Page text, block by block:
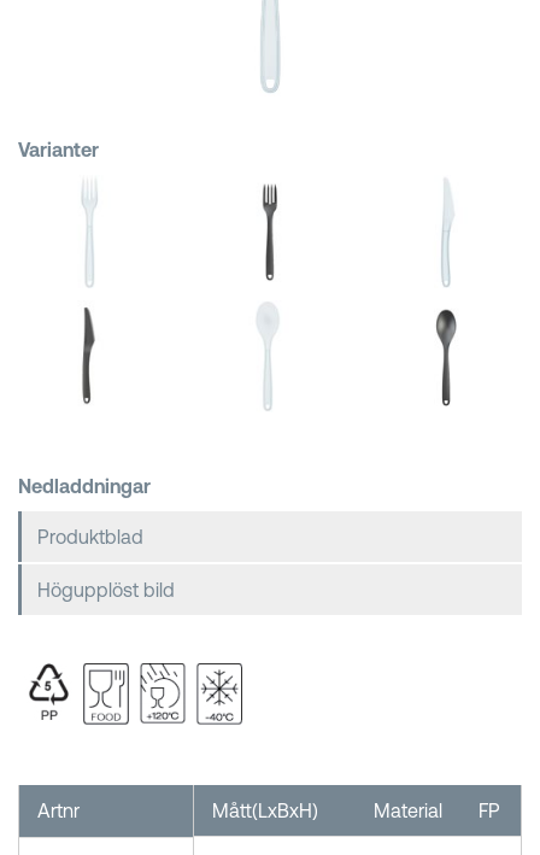
Varianter
Nedladdningar
Produktblad
Högupplöst bild
Mått(LxBxH) Material FP
Artnr